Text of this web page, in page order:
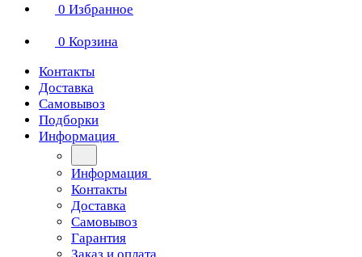
0 Избранное
0 Корзина
Контакты
Доставка
Самовывоз
Подборки
Информация
Информация
Контакты
Доставка
Самовывоз
Гарантия
Заказ и оплата